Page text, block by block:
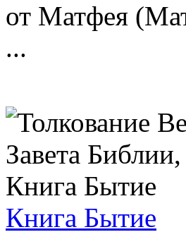
от Матфея
...
Книга Бытие